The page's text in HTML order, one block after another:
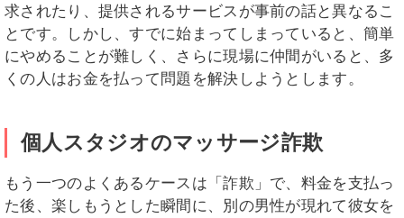
求されたり、提供されるサービスが事前の話と異なるこ
とです。しかし、すでに始まってしまっていると、簡単
にやめることが難しく、さらに現場に仲間がいると、多
くの人はお金を払って問題を解決しようとします。
個人スタジオのマッサージ詐欺
もう一つのよくあるケースは「詐欺」で、料金を支払っ
た後、楽しもうとした瞬間に、別の男性が現れて彼女を